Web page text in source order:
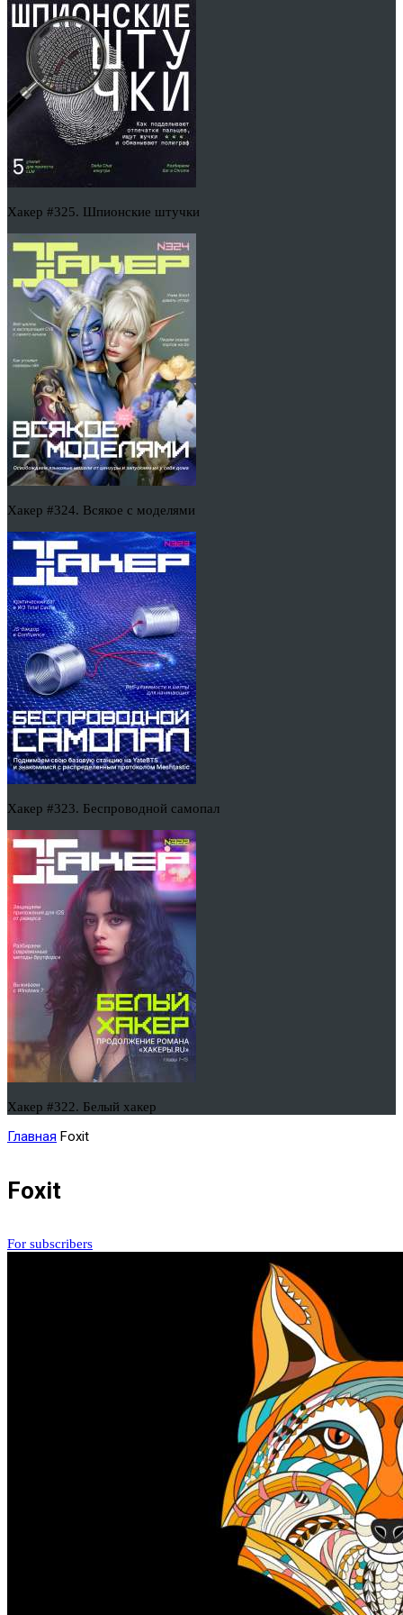
Хакер #325. Шпионские штучки
Хакер #324. Всякое с моделями
Хакер #323. Беспроводной самопал
Хакер #322. Белый хакер
Главная Foxit
Foxit
For subscribers